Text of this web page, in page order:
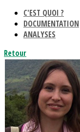
C'EST QUOI ?
DOCUMENTATION
ANALYSES
Retour